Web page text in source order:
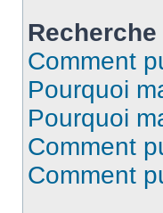
Comment
Pourquoi
Pourquoi
Comment
Comment